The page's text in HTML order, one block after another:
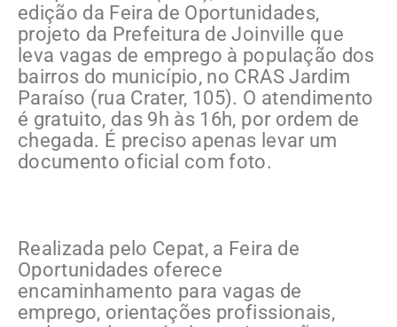
edição da Feira de Oportunidades,
projeto da Prefeitura de Joinville que
leva vagas de emprego à população dos
bairros do município, no CRAS Jardim
Paraíso (rua Crater, 105). O atendimento
é gratuito, das 9h às 16h, por ordem de
chegada. É preciso apenas levar um
documento oficial com foto.
Realizada pelo Cepat, a Feira de
Oportunidades oferece
encaminhamento para vagas de
emprego, orientações profissionais,